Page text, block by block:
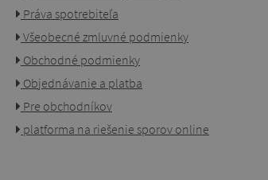
Práva spotrebiteľa
Všeobecné zmluvné podmienky
Obchodné podmienky
Objednávanie a platba
Pre obchodníkov
platforma na riešenie sporov online